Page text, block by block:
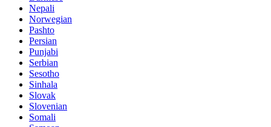
Nepali
Norwegian
Pashto
Persian
Punjabi
Serbian
Sesotho
Sinhala
Slovak
Slovenian
Somali